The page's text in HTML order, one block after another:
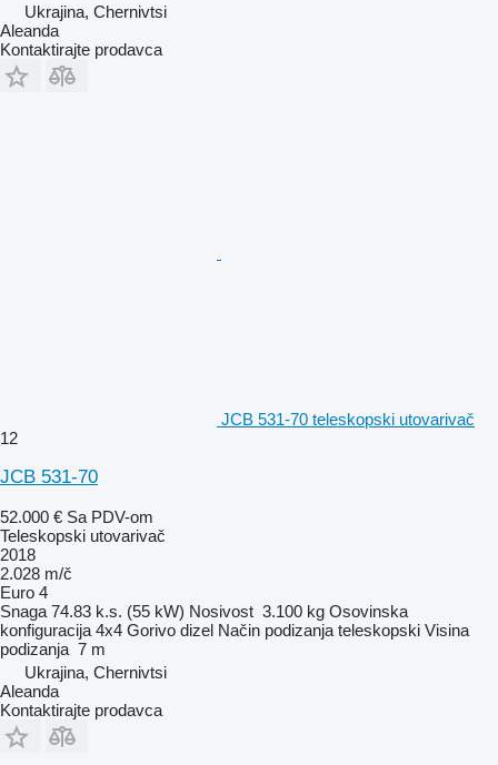
Ukrajina, Chernivtsi
Aleanda
Kontaktirajte prodavca
JCB 531-70 teleskopski utovarivač
12
JCB 531-70
52.000 € Sa PDV-om
Teleskopski utovarivač
2018
2.028 m/č
Euro 4
Snaga 74.83 k.s. (55 kW) Nosivost 3.100 kg Osovinska
konfiguracija 4x4 Gorivo dizel Način podizanja teleskopski Visina
podizanja 7 m
Ukrajina, Chernivtsi
Aleanda
Kontaktirajte prodavca